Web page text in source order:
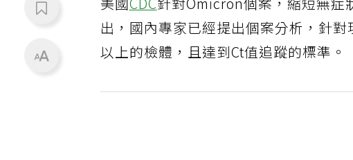
美國CDC針對Omicron個案，縮短無
出，國內專家已經提出個案分析，針
以上的檢體，且達到Ct值追蹤的標準。